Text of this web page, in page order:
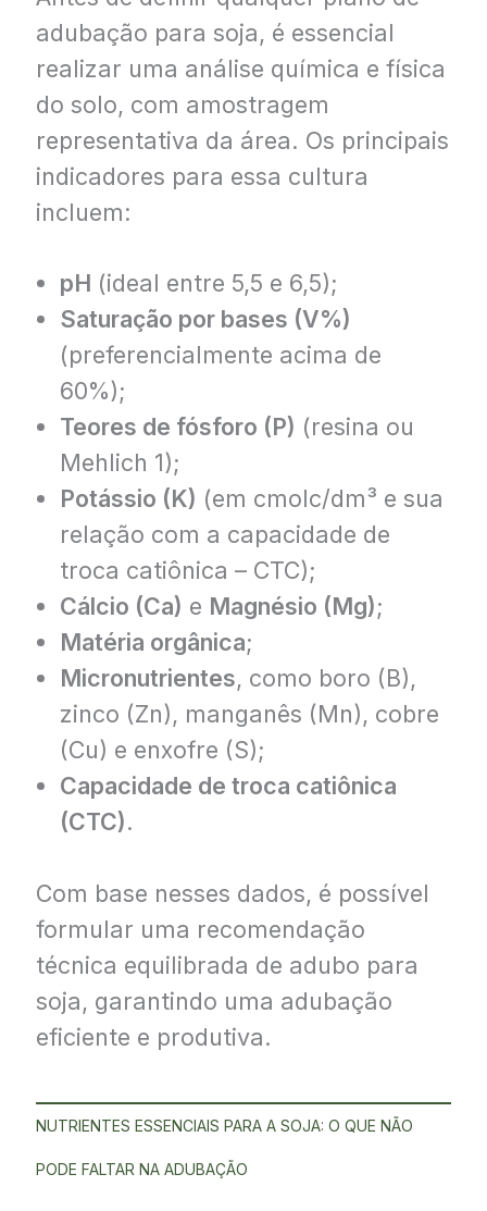
adubação para soja, é essencial
realizar uma análise química e física
do solo, com amostragem
representativa da área. Os principais
indicadores para essa cultura
incluem:
pH (ideal entre 5,5 e 6,5);
Saturação por bases (V%)
(preferencialmente acima de
60%);
Teores de fósforo (P) (resina ou
Mehlich 1);
Potássio (K) (em cmolc/dm³ e sua
relação com a capacidade de
troca catiônica – CTC);
Cálcio (Ca) e Magnésio (Mg);
Matéria orgânica;
Micronutrientes, como boro (B),
zinco (Zn), manganês (Mn), cobre
(Cu) e enxofre (S);
Capacidade de troca catiônica
(CTC).
Com base nesses dados, é possível
formular uma recomendação
técnica equilibrada de adubo para
soja, garantindo uma adubação
eficiente e produtiva.
NUTRIENTES ESSENCIAIS PARA A SOJA: O QUE NÃO
PODE FALTAR NA ADUBAÇÃO